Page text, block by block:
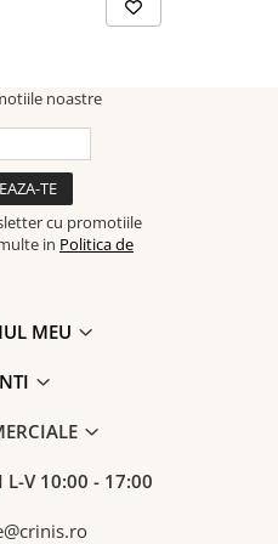
noastre
cu promotiile
in Politica de
MEU
L-V 10:00 - 17:00